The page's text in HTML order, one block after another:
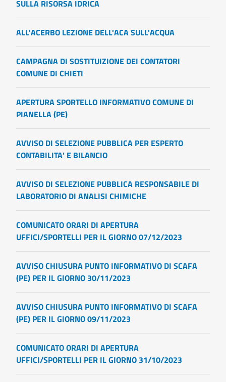
SULLA RISORSA IDRICA
ALL'ACERBO LEZIONE DELL'ACA SULL'ACQUA
CAMPAGNA DI SOSTITUIZIONE DEI CONTATORI
COMUNE DI CHIETI
APERTURA SPORTELLO INFORMATIVO COMUNE DI
PIANELLA (PE)
AVVISO DI SELEZIONE PUBBLICA PER ESPERTO
CONTABILITA' E BILANCIO
AVVISO DI SELEZIONE PUBBLICA RESPONSABILE DI
LABORATORIO DI ANALISI CHIMICHE
COMUNICATO ORARI DI APERTURA
UFFICI/SPORTELLI PER IL GIORNO 07/12/2023
AVVISO CHIUSURA PUNTO INFORMATIVO DI SCAFA
(PE) PER IL GIORNO 30/11/2023
AVVISO CHIUSURA PUNTO INFORMATIVO DI SCAFA
(PE) PER IL GIORNO 09/11/2023
COMUNICATO ORARI DI APERTURA
UFFICI/SPORTELLI PER IL GIORNO 31/10/2023